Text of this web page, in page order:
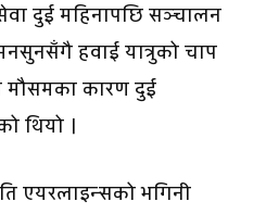
दुई महिनापछि सञ्चालन
हवाई यात्रुको चाप
मौसमका कारण दुई
थियो ।
एयरलाइन्सको भगिनी